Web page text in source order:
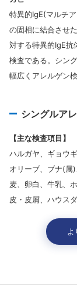
特異的IgE(マルチ
の固相に結合させ
対する特異的IgE抗
検査である。シン
幅広くアレルゲン
シングルア
【主な検査項目】
ハルガヤ、ギョウ
オリーブ、ブナ(属
麦、卵白、牛乳、
皮・皮屑、ハウス